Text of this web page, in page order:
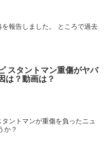
報告しました。 ところで過去
スタントマン重傷がヤバ
は？動画は？
ントマンが重傷を負ったニュ
か？